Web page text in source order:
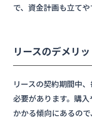
で、資金計画も立てや
リースのデメリッ
リースの契約期間中
必要があります。購
かかる傾向にあるので